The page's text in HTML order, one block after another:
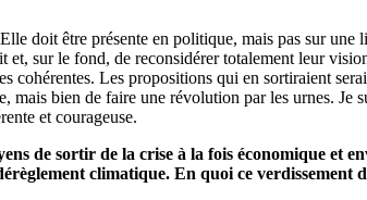
doit être présente en politique, mais pas sur une
sur le fond, de reconsidérer totalement leur
cohérentes. Les propositions qui en sortiraient
mais bien de faire une révolution par les urnes. Je
et courageuse.
de sortir de la crise à la fois économique et
climatique. En quoi ce verdissement